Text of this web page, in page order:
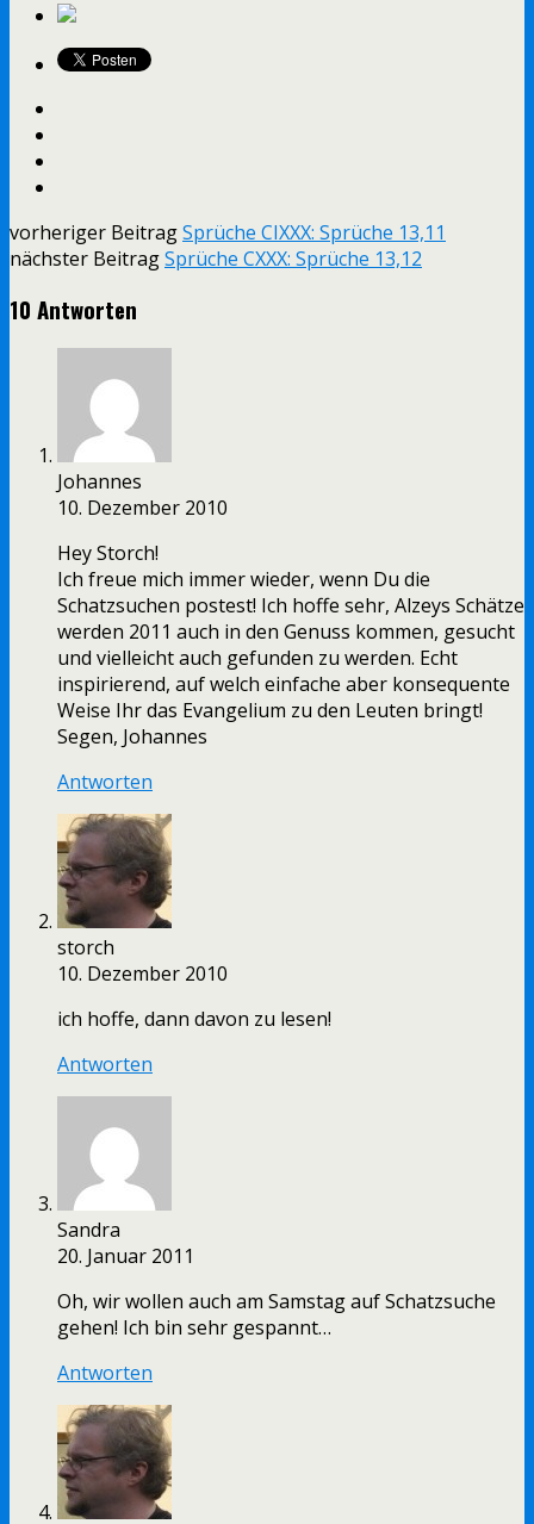
vorheriger BeitragSprüche CIXXX: Sprüche 13,11
nächster BeitragSprüche CXXX: Sprüche 13,12
10 Antworten
Johannes
10. Dezember 2010
Hey Storch!
Ich freue mich immer wieder, wenn Du die
Schatzsuchen postest! Ich hoffe sehr, Alzeys Schätze
werden 2011 auch in den Genuss kommen, gesucht
und vielleicht auch gefunden zu werden. Echt
inspirierend, auf welch einfache aber konsequente
Weise Ihr das Evangelium zu den Leuten bringt!
Segen, Johannes
Antworten
storch
10. Dezember 2010
ich hoffe, dann davon zu lesen!
Antworten
Sandra
20. Januar 2011
Oh, wir wollen auch am Samstag auf Schatzsuche
gehen! Ich bin sehr gespannt…
Antworten